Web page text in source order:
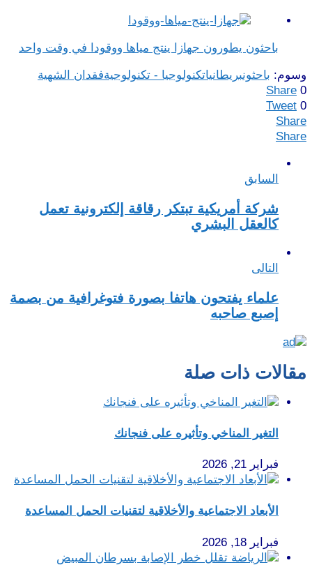
باحثون يطورون جهازا ينتج مياها ووقودا في وقت واحد
وسوم: باحثونبريطانياتكنولوجيا - تكنولوجيةفقدان الشهية
Share 0
Tweet 0
Share
Share
السابق
شركة أمريكية تبتكر رقاقة إلكترونية تعمل
كالعقل البشري
التالى
علماء يفتحون هاتفا بصورة فتوغرافية من بصمة
إصبع صاحبه
مقالات ذات صلة
التغير المناخي وتأثيره على فنجانك
فبراير 21, 2026
الأبعاد الاجتماعية والأخلاقية لتقنيات الحمل المساعدة
فبراير 18, 2026